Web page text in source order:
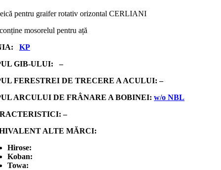
pentru graifer rotativ orizontal CERLIANI
mosorelul pentru ață
KP
GIB-ULUI: –
FERESTREI DE TRECERE A ACULUI: –
ARCULUI DE FRÂNARE A BOBINEI: w/o NBL
–
ALTE MĂRCI:
Hirose:
Koban:
Towa: